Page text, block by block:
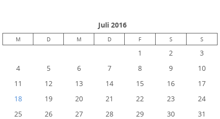
Juli 2016
M D M D F S S
1 2
3
4
5 6 7 8 9
10
11
12 13 14 15 16
17
18
19 20 21 22 23
24
25
26 27 28 29 30
31